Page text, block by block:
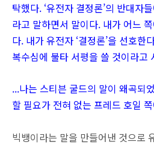
탁했다. ‘유전자 결정론’의 반대자
라고 말하면서 말이다. 내가 어느
다. 내가 유전자 ‘결정론’을 선호한
복수심에 불타 서평을 쓸 것이라고
...나는 스티븐 굴드의 말이 왜곡되
할 필요가 전혀 없는 프레드 호일
빅뱅이라는 말을 만들어낸 것으로